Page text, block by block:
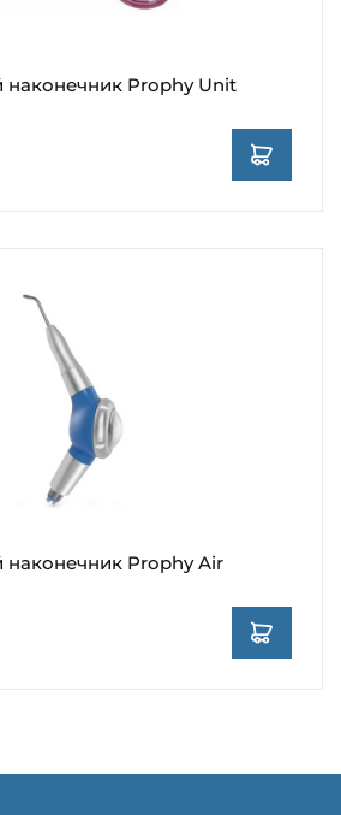
наконечник Prophy Unit
наконечник Prophy Air